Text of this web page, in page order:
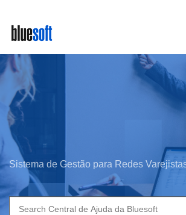
main
content
Sistema de Gestão para Redes
Search